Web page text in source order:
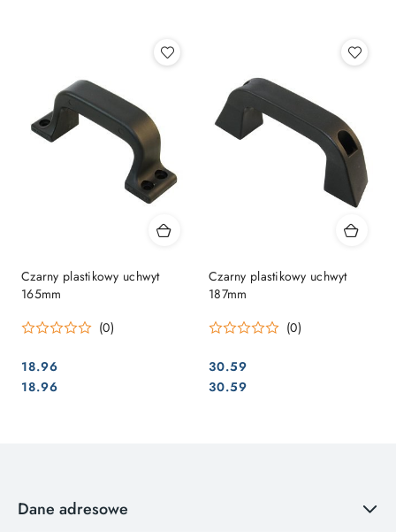
Czarny plastikowy uchwyt
165mm
(0)
Cena:
18.96
Cena:
18.96
Czarny plastikowy uchwyt
187mm
(0)
Cena:
30.59
Cena:
30.59
Dane adresowe